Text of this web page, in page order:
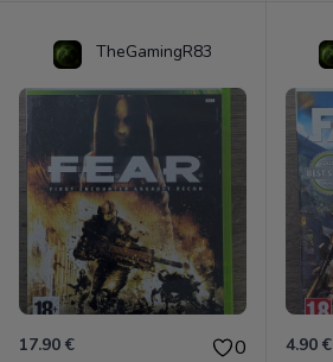
TheGamingR83
17.90 € 0 4.90 €